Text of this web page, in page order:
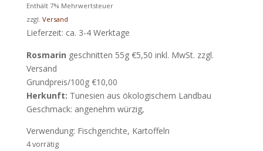
Enthält 7% Mehrwertsteuer
zzgl. Versand
Lieferzeit: ca. 3-4 Werktage
Rosmarin geschnitten 55g €5,50 inkl. MwSt. zzgl.
Versand
Grundpreis/100g €10,00
Herkunft: Tunesien aus ökologischem Landbau
Geschmack: angenehm würzig,
Verwendung: Fischgerichte, Kartoffeln
4 vorrätig